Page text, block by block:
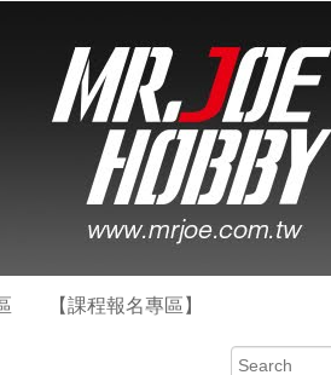
【課程報名專區】